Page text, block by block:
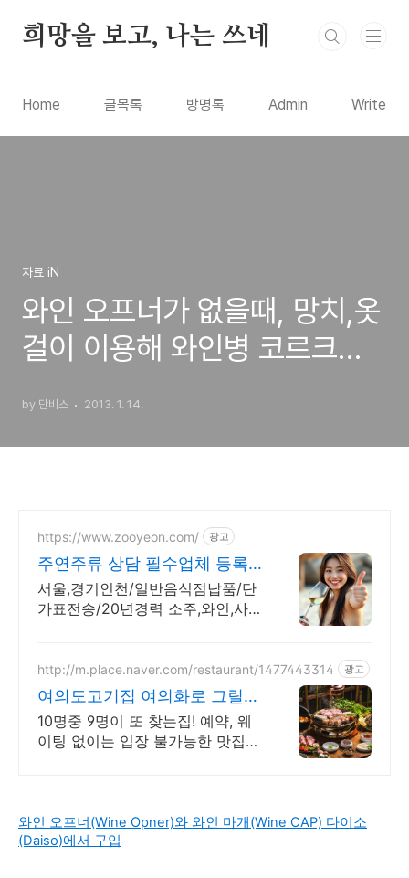
희망을 보고, 나는 쓰네
Home 글목록 방명록 Admin Write
자료 iN
와인 오프너가 없을때, 망치,옷
걸이 이용해 와인병 코르크마
by 단비스 2013. 1. 14.
https://www.zooyeon.com/ 광고
주연주류 상담 필수업체 등록
냉장고/제빙기/주류대출 지원
서울,경기인천/일반음식점납품/단
가표전송/20년경력 소주,와인,사
http://m.place.naver.com/restaurant/1477443314 광고
여의도고기집 여의화로 그릴링
서비스, 대나무숲 힐링
10명중 9명이 또 찾는집! 예약, 웨
이팅 없이는 입장 불가능한 맛집
와인 오프너(Wine Opner)와 와인 마개(Wine CAP) 다이소
(Daiso)에서 구입